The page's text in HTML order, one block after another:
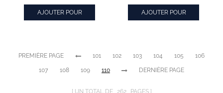
avec zircone
cubique plaquée
AJOUTER POUR
rose morganite
simulée
AJOUTER POUR
PREMIÈRE PAGE 101 102 103 104 105 106
107 108 109 110 DERNIÈRE PAGE
UN TOTAL DE 262 PAGES